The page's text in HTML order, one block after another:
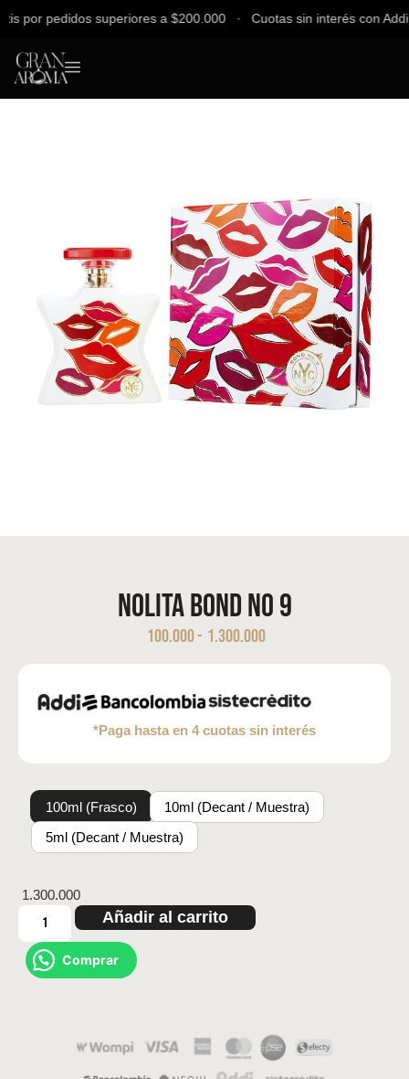
pedidos superiores a $200.000 ∙ Cuotas sin interés con Addi,
Nolita Bond No 9
100.000- 1.300.000
*Paga hasta en 4 cuotas sin interés
100ml (Frasco)
10ml (Decant / Muestra)
5ml (Decant / Muestra)
1.300.000
Añadir al carrito
Comprar